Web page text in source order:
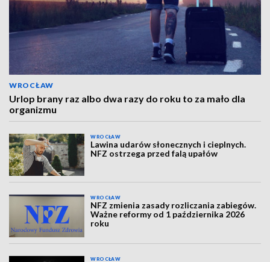
WROCŁAW
Urlop brany raz albo dwa razy do roku to za mało dla
organizmu
WROCŁAW
Lawina udarów słonecznych i cieplnych.
NFZ ostrzega przed falą upałów
WROCŁAW
NFZ zmienia zasady rozliczania zabiegów.
Ważne reformy od 1 października 2026
roku
WROCŁAW